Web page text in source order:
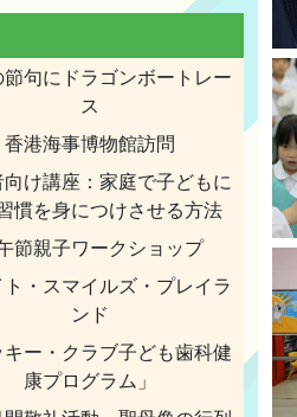
句にドラゴンボートレー
ス
香港海事博物館訪問
け講座：家庭で子どもに
慣を身につけさせる方法
節親子ワークショップ
・スマイルズ・プレイラ
ンド
キー・クラブ子ども歯科健
康プログラム」